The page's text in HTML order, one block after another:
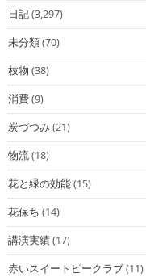
日記(3,297)
未分類(70)
枝物 (38)
消費(9)
炭づつみ(21)
物流(18)
花と緑の効能(15)
花保ち (14)
講演実績(17)
赤いスイートピークラブ(11)